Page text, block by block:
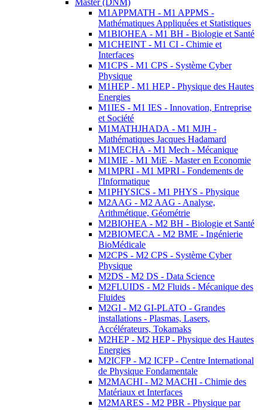
Master (DNM)
M1APPMATH - M1 APPMS -
Mathématiques Appliquées et Statistiques
M1BIOHEA - M1 BH - Biologie et Santé
M1CHEINT - M1 CI - Chimie et
Interfaces
M1CPS - M1 CPS - Système Cyber
Physique
M1HEP - M1 HEP - Physique des Hautes
Energies
M1IES - M1 IES - Innovation, Entreprise
et Société
M1MATHJHADA - M1 MJH -
Mathématiques Jacques Hadamard
M1MECHA - M1 Mech - Mécanique
M1MIE - M1 MiE - Master en Economie
M1MPRI - M1 MPRI - Fondements de
l'Informatique
M1PHYSICS - M1 PHYS - Physique
M2AAG - M2 AAG - Analyse,
Arithmétique, Géométrie
M2BIOHEA - M2 BH - Biologie et Santé
M2BIOMECA - M2 BME - Ingénierie
BioMédicale
M2CPS - M2 CPS - Système Cyber
Physique
M2DS - M2 DS - Data Science
M2FLUIDS - M2 Fluids - Mécanique des
Fluides
M2GI - M2 GI-PLATO - Grandes
installations - Plasmas, Lasers,
Accélérateurs, Tokamaks
M2HEP - M2 HEP - Physique des Hautes
Energies
M2ICFP - M2 ICFP - Centre International
de Physique Fondamentale
M2MACHI - M2 MACHI - Chimie des
Matériaux et Interfaces
M2MARES - M2 PBR - Physique par